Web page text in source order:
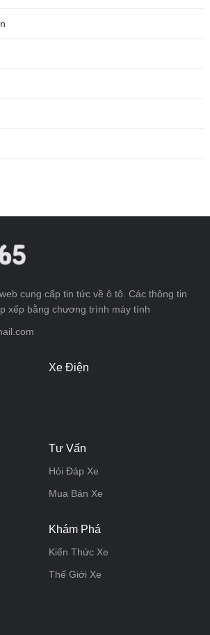
cung cấp tin tức về ô tô. Các thông tin
xếp bằng chương trình máy tính
Xe Điện
Tư Vấn
Hỏi Đáp Xe
Mua Bán Xe
Khám Phá
Kiến Thức Xe
Thế Giới Xe